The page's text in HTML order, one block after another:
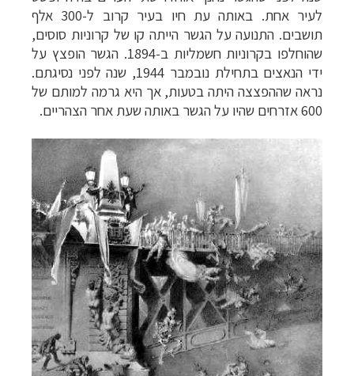
לעיר אחת. באותה עת חיו בעיר קרוב ל-300 אלף
תושבים. התנועה על הגשר הייתה קו של קרוניות סוסים,
שהוחלפו בקרוניות חשמליות ב-1894.
הגשר הופצץ על
ידי הנאצים בתחילת נובמבר 1944, שנה לפני נסיגתם.
נראה שההפצצה היתה בטעות, אך היא גרמה למותם של
600 אזרחים שהיו על הגשר באותה שעת אחר הצהריים.